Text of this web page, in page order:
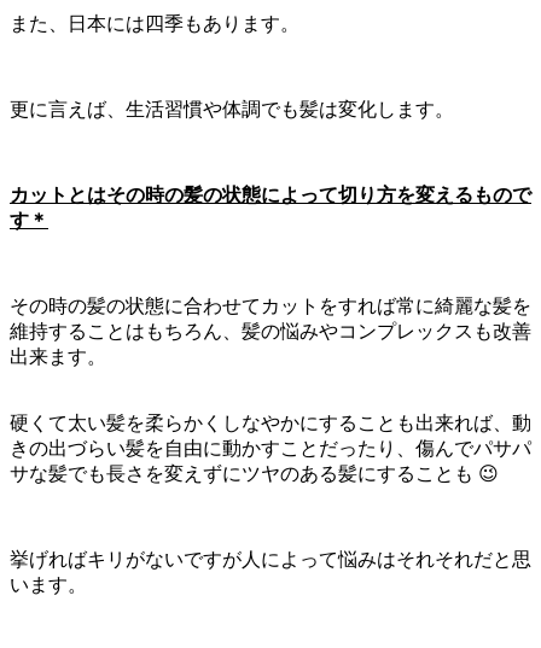
また、日本には四季もあります。
更に言えば、生活習慣や体調でも髪は変化します。
カットとはその時の髪の状態によって切り方を変えるもので
す＊
その時の髪の状態に合わせてカットをすれば常に綺麗な髪を
維持することはもちろん、髪の悩みやコンプレックスも改善
出来ます。
硬くて太い髪を柔らかくしなやかにすることも出来れば、動
きの出づらい髪を自由に動かすことだったり、傷んでパサパ
サな髪でも長さを変えずにツヤのある髪にすることも 😉
挙げればキリがないですが人によって悩みはそれそれだと思
います。